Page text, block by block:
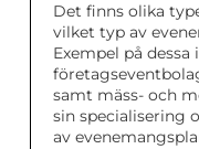
Det finns olika
vilket typ av
Exempel på
samt mäss- och
sin specialisering
av